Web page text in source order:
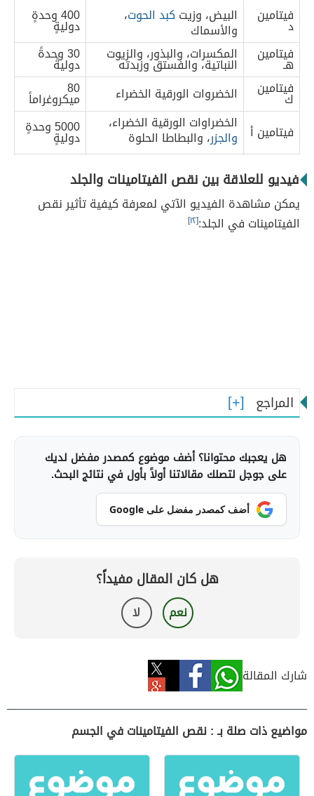
فيتامين
د
البيض، وزيت كبد الحوت،
والأسماك
400 وحدةٍ
دوليةٍ
فيتامين
هـ
المكسرات، والبذور، والزيوت
النباتية، والفستق وزبدته
30 وحدةً
دوليةً
فيتامين
ك الخضروات الورقية الخضراء 80
ميكروغراماً
فيتامين أ
الخضراوات الورقية الخضراء،
والجزر، والبطاطا الحلوة
5000 وحدةٍ
دوليةٍ
فيديو للعلاقة بين نقص الفيتامينات والجلد
يمكن مشاهدة الفيديو الآتي لمعرفة كيفية تأثير نقص
الفيتامينات في الجلد:[١٢]
المراجع
هل يعجبك محتوانا؟ أضف موضوع كمصدر مفضل لديك
على جوجل لتصلك مقالاتنا أولاً بأول في نتائج البحث.
أضف كمصدر مفضل على Google
هل كان المقال مفيداً؟
نعم لا
شارك المقالة
مواضيع ذات صلة بـ : نقص الفيتامينات في الجسم